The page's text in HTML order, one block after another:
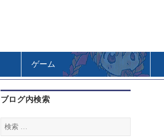
ゲーム
ブログ内検索
検
索